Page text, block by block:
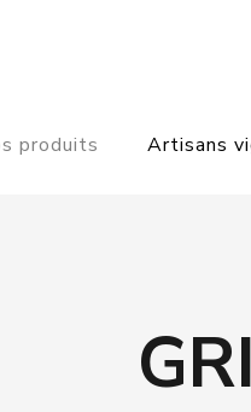
produits Artisans